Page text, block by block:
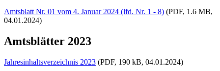
Amtsblatt Nr. 01 vom 4. Januar 2024 (lfd. Nr. 1 - 8) (PDF, 1.6 MB,
04.01.2024)
Amtsblätter 2023
Jahresinhaltsverzeichnis 2023 (PDF, 190 kB, 04.01.2024)